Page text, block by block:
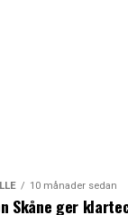
10 månader sedan
Skåne ger